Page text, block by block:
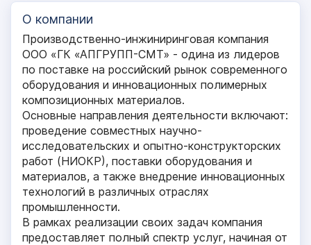
О компании
Производственно-инжиниринговая компания
ООО «ГК «АПГРУПП-СМТ» - одина из лидеров
по поставке на российский рынок современного
оборудования и инновационных полимерных
композиционных материалов.
Основные направления деятельности включают:
проведение совместных научно-
исследовательских и опытно-конструкторских
работ (НИОКР), поставки оборудования и
материалов, а также внедрение инновационных
технологий в различных отраслях
промышленности.
В рамках реализации своих задач компания
предоставляет полный спектр услуг, начиная от